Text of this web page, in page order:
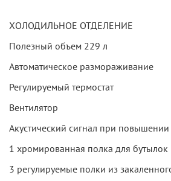
ХОЛОДИЛЬНОЕ ОТДЕЛЕНИЕ
Полезный объем 229 л
Автоматическое размораживание
Регулируемый термостат
Вентилятор
Акустический сигнал при
1 хромированная полка для бутылок
3 регулируемые полки из